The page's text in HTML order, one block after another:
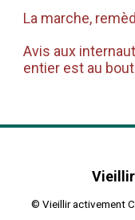
La marche,
Avis aux
entier est au
© Vieillir activement